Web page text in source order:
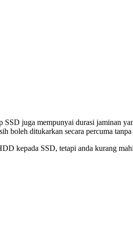
SSD juga mempunyai durasi jaminan
boleh ditukarkan secara percuma
kepada SSD, tetapi anda kurang